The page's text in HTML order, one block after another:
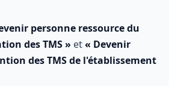
personne ressource du
des TMS » et« Devenir
des TMS de l'établissement